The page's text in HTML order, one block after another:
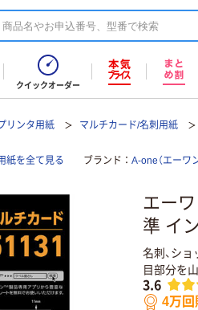
クイックオーダー
リンタ用紙 マルチカード/名刺用紙
紙を全て見る ブランド A-one（エーワン
エー
準 イ
名刺、シ
目部分を
3.6
4万回